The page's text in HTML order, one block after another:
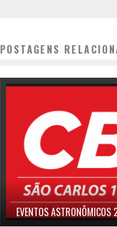
POSTAGENS
EVENTOS